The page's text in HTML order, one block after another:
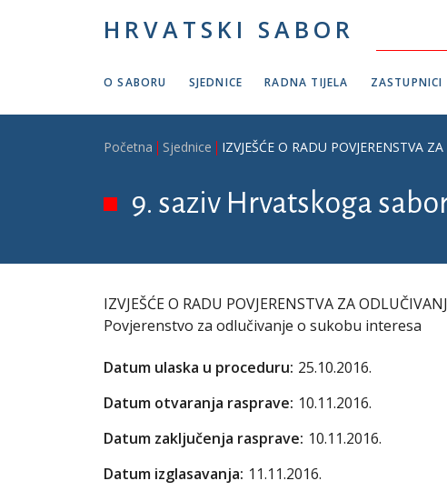
HRVATSKI SABOR
O SABORU SJEDNICE RADNA TIJELA ZASTUPNICI
Breadcrumb
Početna Sjednice IZVJEŠĆE O RADU POVJERENSTVA
9. saziv Hrvatskoga
IZVJEŠĆE O RADU POVJERENSTVA ZA
Povjerenstvo za odlučivanje o sukobu interesa
Datum ulaska u proceduru: 25.10.2016.
Datum otvaranja rasprave: 10.11.2016.
Datum zaključenja rasprave: 10.11.2016.
Datum izglasavanja: 11.11.2016.